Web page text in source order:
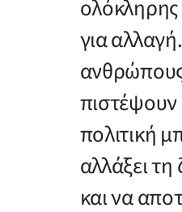
ολόκληρης
για
πιστέψουν
πολιτική
αλλάξει
και να